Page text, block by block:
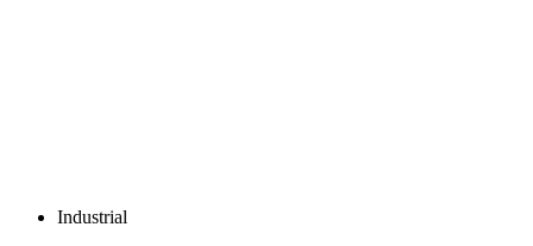
Industrial